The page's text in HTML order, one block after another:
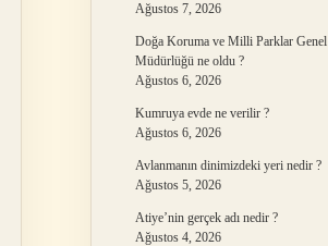
Ağustos 7, 2026
Doğa Koruma ve Milli Parklar Genel
Müdürlüğü ne oldu ?
Ağustos 6, 2026
Kumruya evde ne verilir ?
Ağustos 6, 2026
Avlanmanın dinimizdeki yeri nedir ?
Ağustos 5, 2026
Atiye’nin gerçek adı nedir ?
Ağustos 4, 2026